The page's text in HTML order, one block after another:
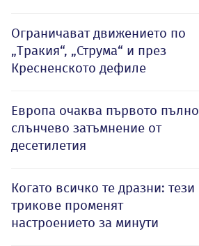
Ограничават движението по
„Тракия“, „Струма“ и през
Кресненското дефиле
Европа очаква първото пълно
слънчево затъмнение от
десетилетия
Когато всичко те дразни: тези
трикове променят
настроението за минути